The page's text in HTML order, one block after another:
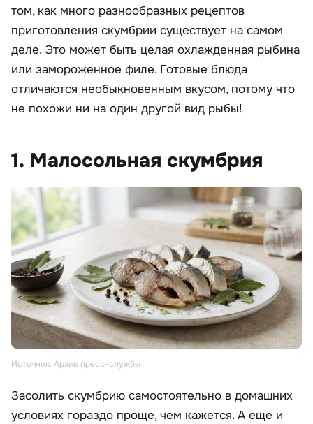
том, как много разнообразных рецептов
приготовления скумбрии существует на самом
деле. Это может быть целая охлажденная рыбина
или замороженное филе. Готовые блюда
отличаются необыкновенным вкусом, потому что
не похожи ни на один другой вид рыбы!
1. Малосольная скумбрия
Источник: Архив пресс-службы
Засолить скумбрию самостоятельно в домашних
условиях гораздо проще, чем кажется. А еще и